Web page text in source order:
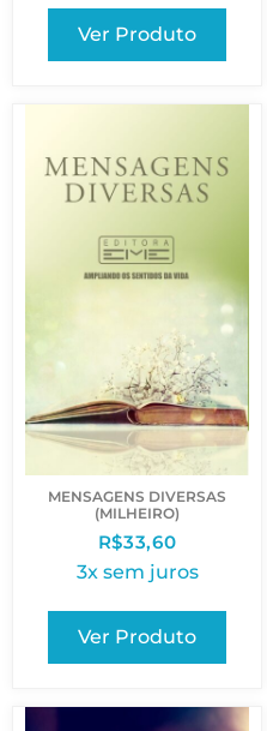
Ver Produto
MENSAGENS DIVERSAS
(MILHEIRO)
R$33,60
3x sem juros
Ver Produto